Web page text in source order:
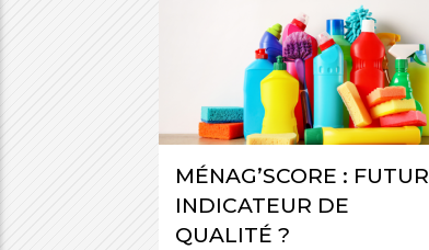
MÉNAG’SCORE : FUTUR
INDICATEUR DE
QUALITÉ ?